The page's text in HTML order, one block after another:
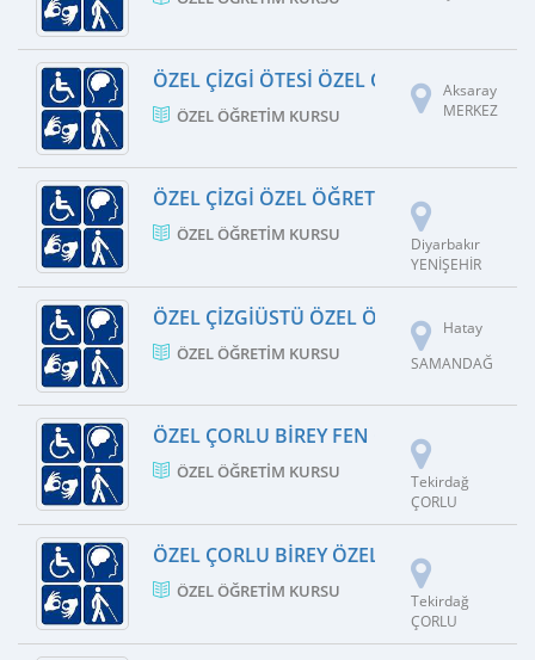
ÖZEL ÇIZGI ÖTESI ÖZEL ÖĞRETIM KURSU
ÖZEL ÖĞRETIM KURSU
Aksaray
MERKEZ
ÖZEL ÇIZGI ÖZEL ÖĞRETIM KURSU
ÖZEL ÖĞRETIM KURSU
Diyarbakır
YENİŞEHİR
ÖZEL ÇIZGIÜSTÜ ÖZEL ÖĞRETIM KURSU
ÖZEL ÖĞRETIM KURSU
Hatay
SAMANDAĞ
ÖZEL ÇORLU BIREY FEN ÖZEL ÖĞRETIM
ÖZEL ÖĞRETIM KURSU
Tekirdağ
ÇORLU
ÖZEL ÇORLU BIREY ÖZEL ÖĞRETIM
ÖZEL ÖĞRETIM KURSU
Tekirdağ
ÇORLU